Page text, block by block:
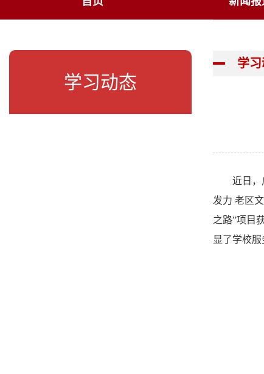
学习动态
学
近日，
发力 老区
之路”项目
显了学校